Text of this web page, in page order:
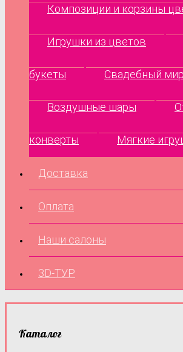
Композиции и корзины
Игрушки из цветов
букеты Свадебный мир
Воздушные шары
конверты Мягкие
Доставка
Оплата
Наши салоны
3D-ТУР
Каталог